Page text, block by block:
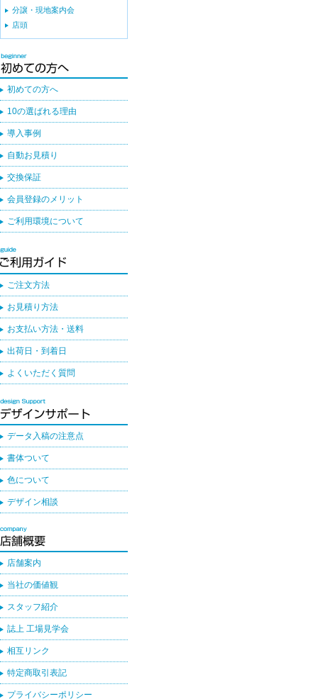
分譲・現地案内会
店頭
初めての方へ
10の選ばれる理由
導入事例
自動お見積り
交換保証
会員登録のメリット
ご利用環境について
ご注文方法
お見積り方法
お支払い方法・送料
出荷日・到着日
よくいただく質問
データ入稿の注意点
書体ついて
色について
デザイン相談
店舗案内
当社の価値観
スタッフ紹介
誌上 工場見学会
相互リンク
特定商取引表記
プライバシーポリシー